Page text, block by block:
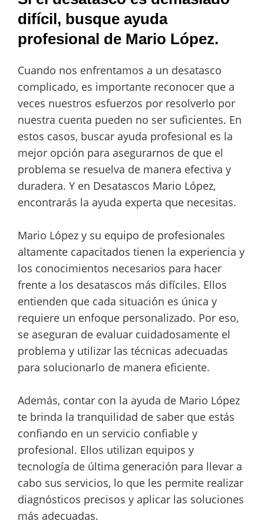
difícil, busque ayuda
profesional de Mario López.
Cuando nos enfrentamos a un desatasco
complicado, es importante reconocer que a
veces nuestros esfuerzos por resolverlo por
nuestra cuenta pueden no ser suficientes. En
estos casos, buscar ayuda profesional es la
mejor opción para asegurarnos de que el
problema se resuelva de manera efectiva y
duradera. Y en Desatascos Mario López,
encontrarás la ayuda experta que necesitas.
Mario López y su equipo de profesionales
altamente capacitados tienen la experiencia y
los conocimientos necesarios para hacer
frente a los desatascos más difíciles. Ellos
entienden que cada situación es única y
requiere un enfoque personalizado. Por eso,
se aseguran de evaluar cuidadosamente el
problema y utilizar las técnicas adecuadas
para solucionarlo de manera eficiente.
Además, contar con la ayuda de Mario López
te brinda la tranquilidad de saber que estás
confiando en un servicio confiable y
profesional. Ellos utilizan equipos y
tecnología de última generación para llevar a
cabo sus servicios, lo que les permite realizar
diagnósticos precisos y aplicar las soluciones
más adecuadas.